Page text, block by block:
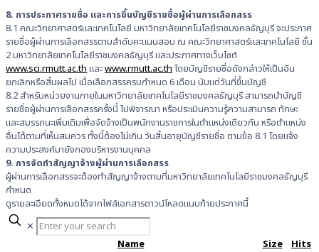
8. การประกาศรายชื่อ และการขึ้นบัญชีรายชื่อผู้ผ่านการเลือกสรร
8.1 คณะวิทยาศาสตร์และเทคโนโลยี มหาวิทยาลัยเทคโนโลยีราชมงคลธัญบุรี จะประกาศ
รายชื่อผู้ผ่านการเลือกสรรตามลำดับคะแนนสอบ ณ คณะวิทยาศาสตร์และเทคโนโลยี ชั้น
2 มหาวิทยาลัยเทคโนโลยีราชมงคลธัญบุรี และประกาศทางเว็บไซต์
www.sci.rmutt.ac.th และwww.rmutt.ac.th โดยบัญชีรายชื่อดังกล่าวให้เป็นอัน
ยกเลิกหรือสิ้นผลไป เมื่อเลือกสรรครบกำหนด 6 เดือน นับแต่วันที่ขึ้นบัญชี
8.2 สำหรับหน่วยงานภายในมหาวิทยาลัยเทคโนโลยีราชมงคลธัญบุรี สามารถนำบัญชี
รายชื่อผู้ผ่านการเลือกสรรครั้งนี้ ไปพิจารณา หรือประเมินความรู้ความสามารถ ทักษะ
และสมรรถนะเพิ่มเติมเพื่อจัดจ้างเป็นพนักงานราชการในตำแหน่งเดียวกัน หรือตำแหน่ง
อื่นได้ตามที่เห็นสมควร ทั้งนี้ต้องไม่เกิน วันสิ้นอายุบัญชีรายชื่อ ตามข้อ 8.1 โดยแจ้ง
ความประสงค์มายังกองบริหารงานบุคคล
9. การจัดทำสัญญาจ้างผู้ผ่านการเลือกสรร
ผู้ผ่านการเลือกสรรจะต้องทำสัญญาจ้างตามที่มหาวิทยาลัยเทคโนโลยีราชมงคลธัญบุรี
กำหนด
ดูรายละเอียดทั้งหมดได้จากไฟล์เอกสารดาวน์โหลดแนบท้ายประกาศนี้
✕
Name
Size Hits